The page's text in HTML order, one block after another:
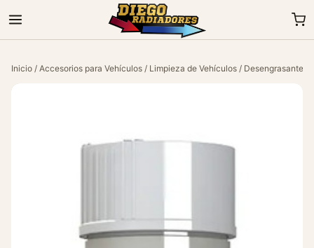
Inicio / Accesorios para Vehículos / Limpieza de Vehículos / Desengrasantes